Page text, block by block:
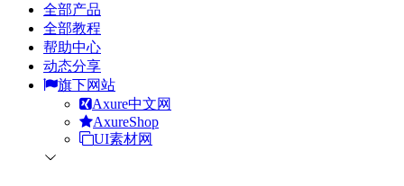
全部产品
全部教程
帮助中心
动态分享
旗下网站
Axure中文网
AxureShop
UI素材网